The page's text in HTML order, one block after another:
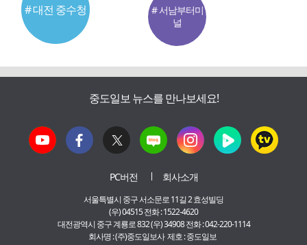
# 대전 중수청
# 서남부터미
널
중도일보 뉴스를 만나보세요!
PC버전 회사소개
서울특별시 중구 서소문로 11길 2 효성빌딩
(우) 04515 전화 : 1522-4620
대전광역시 중구 계룡로 832 (우) 34908 전화 : 042-220-1114
회사명 : (주)중도일보사 제호 : 중도일보